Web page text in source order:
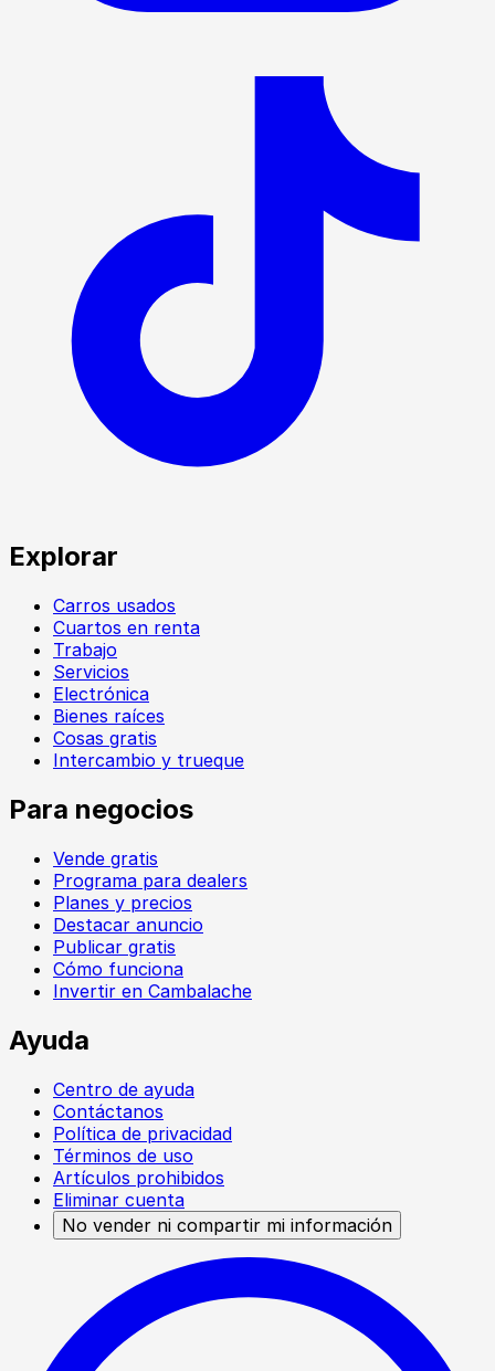
Explorar
Carros usados
Cuartos en renta
Trabajo
Servicios
Electrónica
Bienes raíces
Cosas gratis
Intercambio y trueque
Para negocios
Vende gratis
Programa para dealers
Planes y precios
Destacar anuncio
Publicar gratis
Cómo funciona
Invertir en Cambalache
Ayuda
Centro de ayuda
Contáctanos
Política de privacidad
Términos de uso
Artículos prohibidos
Eliminar cuenta
No vender ni compartir mi información